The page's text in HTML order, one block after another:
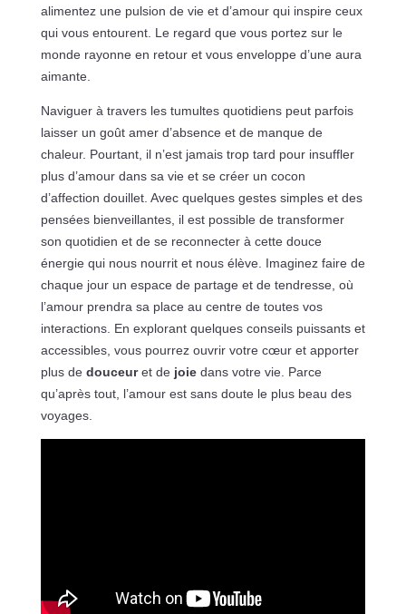
alimentez une pulsion de vie et d’amour qui inspire ceux
qui vous entourent. Le regard que vous portez sur le
monde rayonne en retour et vous enveloppe d’une aura
aimante.
Naviguer à travers les tumultes quotidiens peut parfois
laisser un goût amer d’absence et de manque de
chaleur. Pourtant, il n’est jamais trop tard pour insuffler
plus d’amour dans sa vie et se créer un cocon
d’affection douillet. Avec quelques gestes simples et des
pensées bienveillantes, il est possible de transformer
son quotidien et de se reconnecter à cette douce
énergie qui nous nourrit et nous élève. Imaginez faire de
chaque jour un espace de partage et de tendresse, où
l’amour prendra sa place au centre de toutes vos
interactions. En explorant quelques conseils puissants et
accessibles, vous pourrez ouvrir votre cœur et apporter
plus de douceuret de joiedans votre vie. Parce
qu’après tout, l’amour est sans doute le plus beau des
voyages.